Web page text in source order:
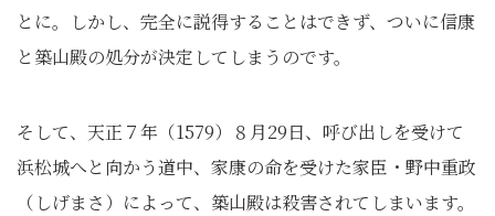
とに。しかし、完全に説得することはできず、ついに信康
と築山殿の処分が決定してしまうのです。
そして、天正７年（1579）８月29日、呼び出しを受けて
浜松城へと向かう道中、家康の命を受けた家臣・野中重政
（しげまさ）によって、築山殿は殺害されてしまいます。